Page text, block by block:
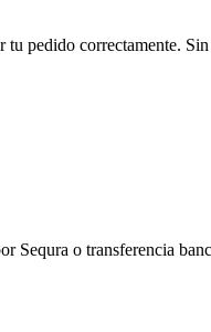
pedido correctamente.
Sequra o transferencia